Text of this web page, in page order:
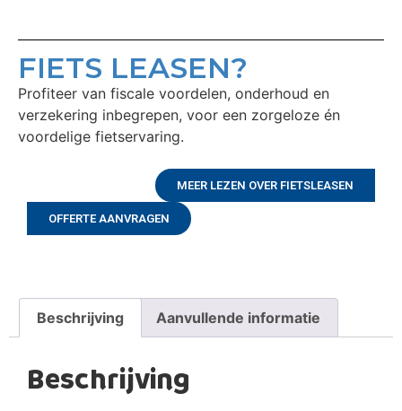
FIETS LEASEN?
Profiteer van fiscale voordelen, onderhoud en
verzekering inbegrepen, voor een zorgeloze én
voordelige fietservaring.
MEER LEZEN OVER FIETSLEASEN
OFFERTE AANVRAGEN
Beschrijving Aanvullende informatie
Beschrijving